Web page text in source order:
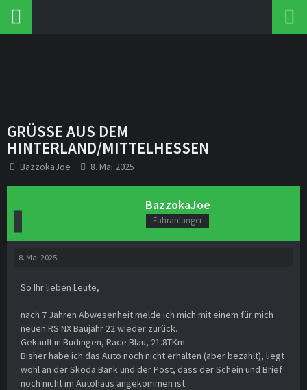
GRÜSSE AUS DEM H
INTERLAND/MITTELHESSEN
BazzokaJoe 8. Mai 2025
BazzokaJoe
Fahranfänger
8. Mai 2025
So Ihr lieben Leute,
nach 7 Jahren Abwesenheit melde ich mich mit einem für mich
neuen RS NX Baujahr 22 wieder zurück.
Gekauft in Büdingen, Race Blau, 21.8TKm.
Bisher habe ich das Auto noch nicht erhalten (aber bezahlt), liegt
wohl an der Skoda Bank und der Post, dass der Schein und Brief
noch nicht im Autohaus angekommen ist.